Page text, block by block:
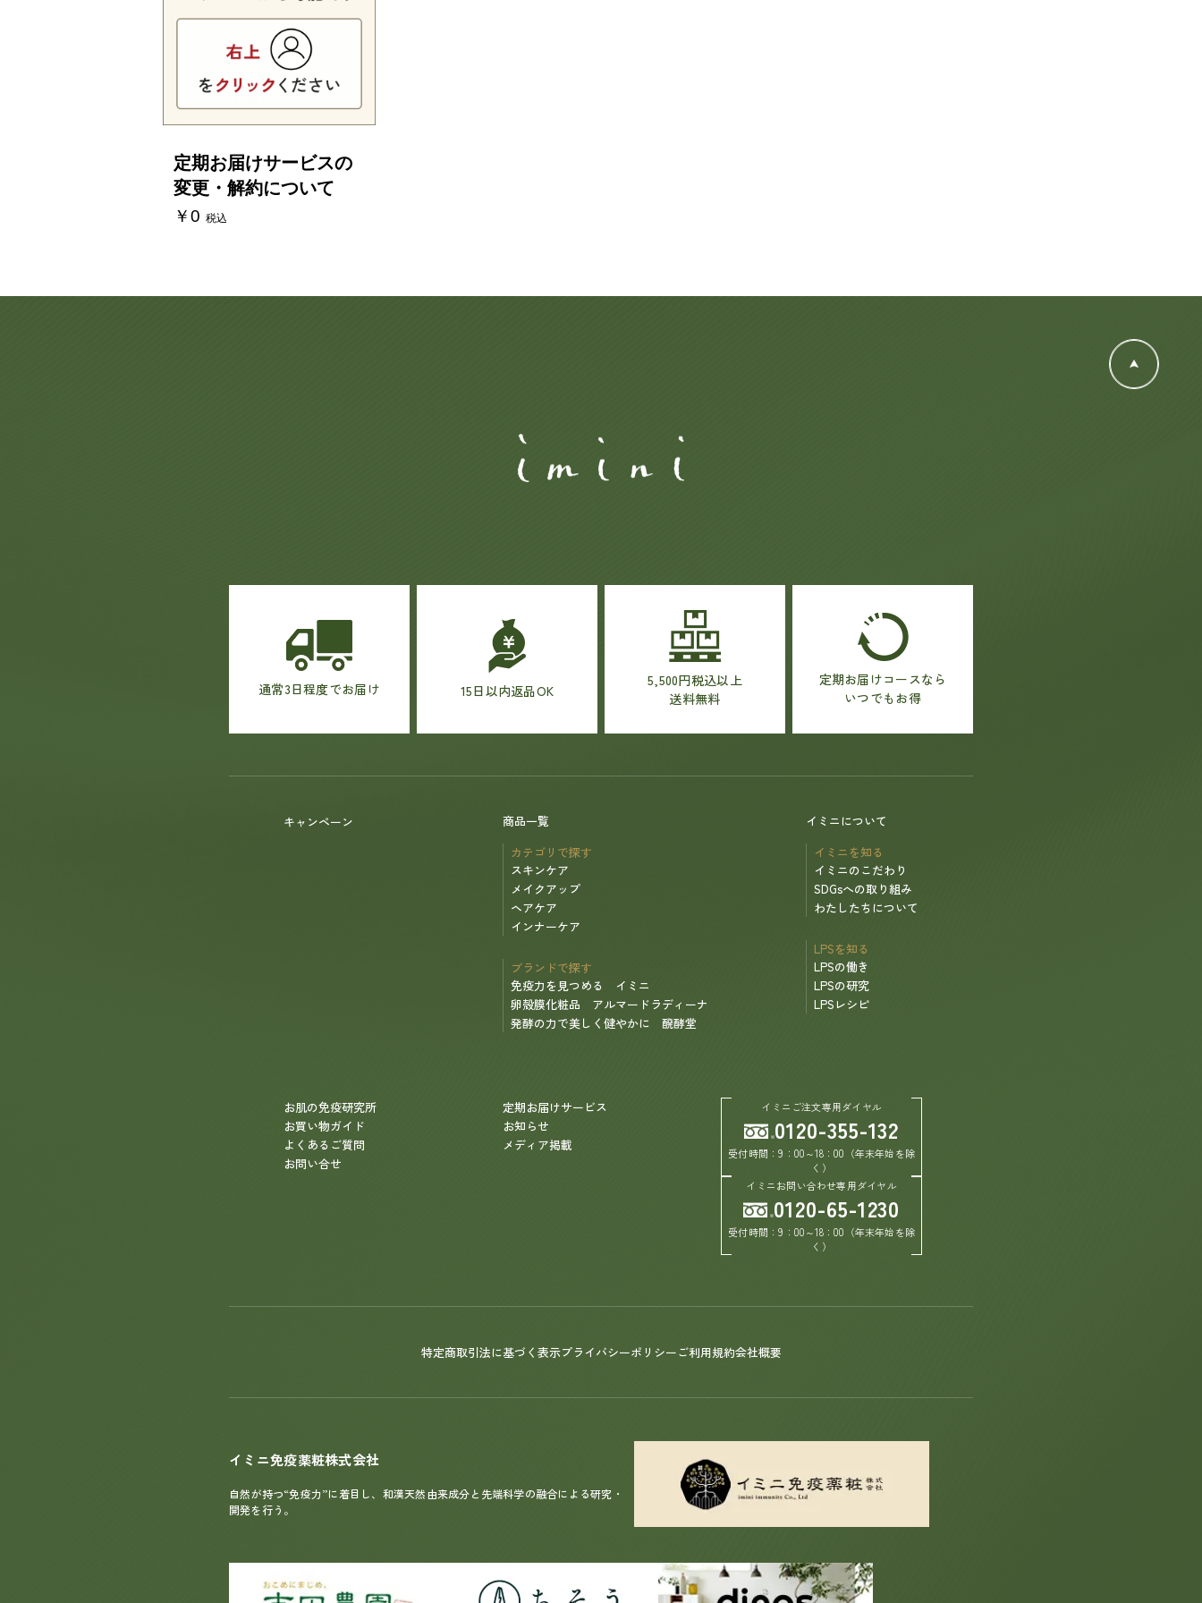
定期お届けサービスの
変更・解約について
￥0 税込
通常3日程度でお届け 15日以内返品OK
5,500円税込以上
送料無料
定期お届けコースなら
いつでもお得
キャンペーン
商品一覧
カテゴリで探す
スキンケア
メイクアップ
ヘアケア
インナーケア
ブランドで探す
免疫力を見つめる イミニ
卵殻膜化粧品 アルマードラディーナ
発酵の力で美しく健やかに 醗酵堂
イミニについて
イミニを知る
イミニのこだわり
SDGsへの取り組み
わたしたちについて
LPSを知る
LPSの働き
LPSの研究
LPSレシピ
お肌の免疫研究所
定期お届けサービス
お買い物ガイド
お知らせ
よくあるご質問
メディア掲載
お問い合せ
イミニご注文専用ダイヤル
0120-355-132
受付時間：9：00～18：00（年末年始を除
く）
イミニお問い合わせ専用ダイヤル
0120-65-1230
受付時間：9：00～18：00（年末年始を除
く）
特定商取引法に基づく表示プライバシーポリシーご利用規約会社概要
イミニ免疫薬粧株式会社
自然が持つ“免疫力”に着目し、和漢天然由来成分と先端科学の融合による研究・
開発を行う。